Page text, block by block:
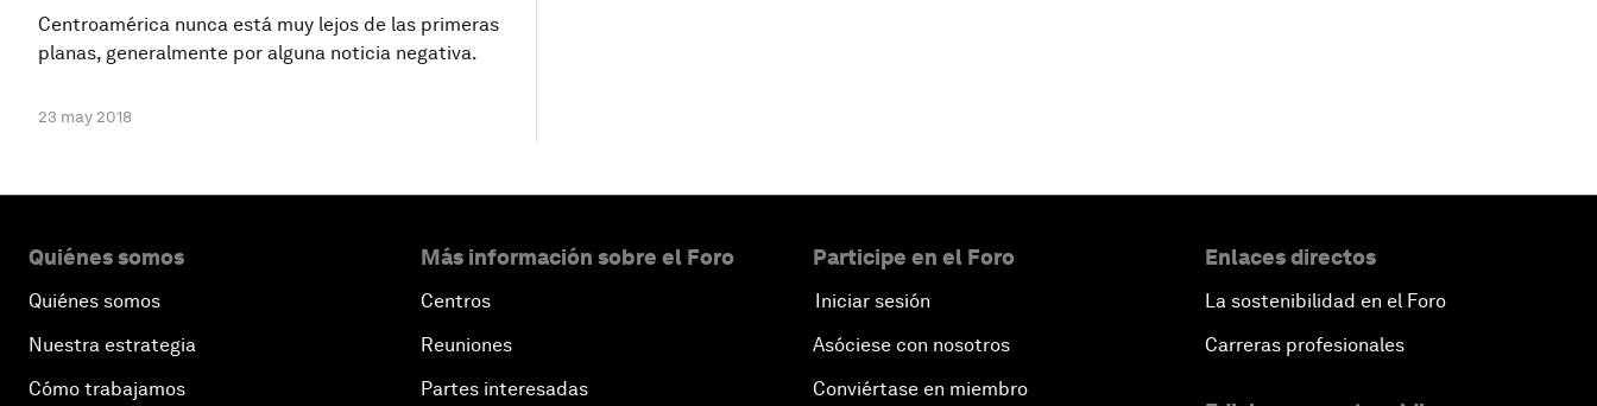
Centroamérica nunca está muy lejos de las primeras
planas, generalmente por alguna noticia negativa.
23 may 2018
Quiénes somos
Quiénes somos
Nuestra estrategia
Cómo trabajamos
Más información sobre el Foro
Centros
Reuniones
Partes interesadas
Participe en el Foro
Iniciar sesión
Asóciese con nosotros
Conviértase en miembro
Enlaces directos
La sostenibilidad en el Foro
Carreras profesionales